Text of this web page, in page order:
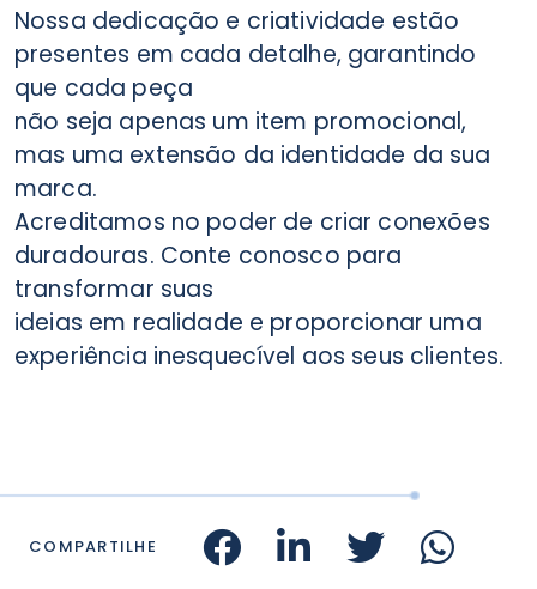
Nossa dedicação e criatividade estão
presentes em cada detalhe, garantindo
que cada peça
não seja apenas um item promocional,
mas uma extensão da identidade da sua
marca.
Acreditamos no poder de criar conexões
duradouras. Conte conosco para
transformar suas
ideias em realidade e proporcionar uma
experiência inesquecível aos seus clientes.
COMPARTILHE